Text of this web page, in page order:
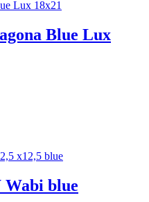
Blue Lux
Wabi blue